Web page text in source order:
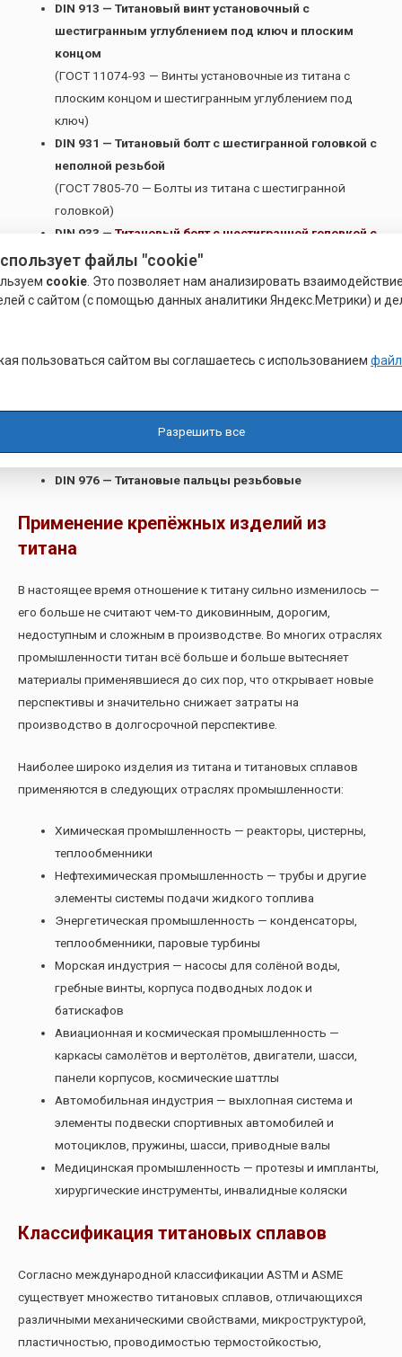
DIN 913 — Титановый винт установочный с
шестигранным углублением под ключ и плоским
концом
(ГОСТ 11074-93 — Винты установочные из титана с
плоским концом и шестигранным углублением под
ключ)
DIN 931 — Титановый болт с шестигранной головкой с
неполной резьбой
(ГОСТ 7805-70 — Болты из титана с шестигранной
головкой)
DIN 933 —Титановый болт с шестигранной головкой с
полной резьбой
(ГОСТ 7805-70 — Болты из титана с шестигранной
головкой)
DIN 963 —Титановый винт с потайной головкой со
(ГОСТ 17475-80 — Винты из титана с потайной
DIN 975 —Титановая штанга (резьбовая шпилька)
DIN 976 — Титановые пальцы резьбовые
Применение крепёжных изделий из
титана
В настоящее время отношение к титану сильно изменилось —
его больше не считают чем-то диковинным, дорогим,
недоступным и сложным в производстве. Во многих отраслях
промышленности титан всё больше и больше вытесняет
материалы применявшиеся до сих пор, что открывает новые
перспективы и значительно снижает затраты на
производство в долгосрочной перспективе.
Наиболее широко изделия из титана и титановых сплавов
применяются в следующих отраслях промышленности:
Химическая промышленность — реакторы, цистерны,
теплообменники
Нефтехимическая промышленность — трубы и другие
элементы системы подачи жидкого топлива
Энергетическая промышленность — конденсаторы,
теплообменники, паровые турбины
Морская индустрия — насосы для солёной воды,
гребные винты, корпуса подводных лодок и
батискафов
Авиационная и космическая промышленность —
каркасы самолётов и вертолётов, двигатели, шасси,
панели корпусов, космические шаттлы
Автомобильная индустрия — выхлопная система и
элементы подвески спортивных автомобилей и
мотоциклов, пружины, шасси, приводные валы
Медицинская промышленность — протезы и импланты,
хирургические инструменты, инвалидные коляски
Классификация титановых сплавов
Согласно международной классификации ASTM и ASME
существует множество титановых сплавов, отличающихся
различными механическими свойствами, микроструктурой,
пластичностью, проводимостью термостойкостью,
файлы "cookie"
cookie . Это позволяет нам анализировать
с сайтом (с помощью данных аналитики Яндекс.Метрики) и
пользоваться сайтом вы соглашаетесь с использованием
Разрешить все